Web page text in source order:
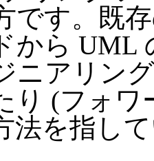
です。既
から UML
ニアリン
り (フォ
法を指し